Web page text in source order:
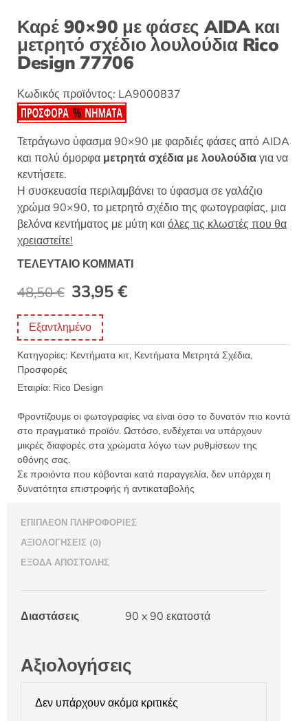
Καρέ 90×90 με φάσες AIDA και
μετρητό σχέδιο λουλούδια Rico
Design 77706
Κωδικός προϊόντος: LA9000837
Τετράγωνο ύφασμα 90×90 με φαρδιές φάσες από AIDA
και πολύ όμορφα μετρητά σχέδια με λουλούδιαγια να
κεντήσετε.
Η συσκευασία περιλαμβάνει το ύφασμα σε γαλάζιο
χρώμα 90×90, το μετρητό σχέδιο της φωτογραφίας, μια
βελόνα κεντήματος με μύτη και όλες τις κλωστές που θα
χρειαστείτε!
ΤΕΛΕΥΤΑΙΟ ΚΟΜΜΑΤΙ
48,50€ Original
price
was:
48,50 €.
33,95€Η
τιμή
είναι:
Εξαντλημένο
Κατηγορίες: Κεντήματα κιτ, Κεντήματα Μετρητά Σχέδια,
Προσφορές
Εταιρία: Rico Design
Φροντίζουμε οι φωτογραφίες να είναι όσο το δυνατόν πιο κοντά
στο πραγματικό προϊόν. Ωστόσο, ενδέχεται να υπάρχουν
μικρές διαφορές στα χρώματα λόγω των ρυθμίσεων της
οθόνης σας.
Σε προιόντα που κόβονται κατά παραγγελία, δεν υπάρχει η
δυνατότητα επιστροφής ή αντικαταβολής
ΕΠΙΠΛΈΟΝ ΠΛΗΡΟΦΟΡΊΕΣ
ΑΞΙΟΛΟΓΉΣΕΙΣ (0)
ΈΞΟΔΑ ΑΠΟΣΤΟΛΉΣ
Διαστάσεις 90 x 90 εκατοστά
Αξιολογήσεις
Δεν υπάρχουν ακόμα κριτικές